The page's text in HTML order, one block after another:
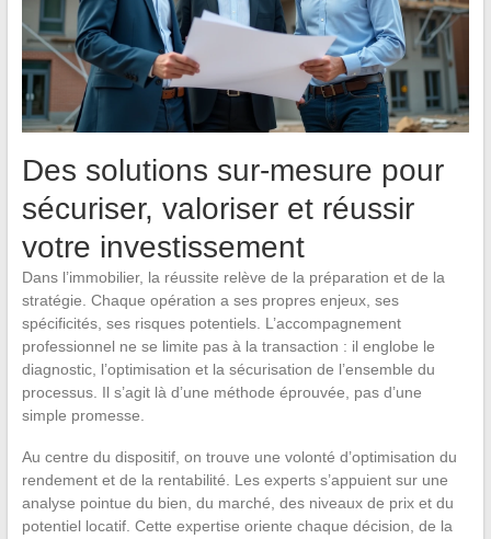
Des solutions sur-mesure pour
sécuriser, valoriser et réussir
votre investissement
Dans l’immobilier, la réussite relève de la préparation et de la
stratégie. Chaque opération a ses propres enjeux, ses
spécificités, ses risques potentiels. L’accompagnement
professionnel ne se limite pas à la transaction : il englobe le
diagnostic, l’optimisation et la sécurisation de l’ensemble du
processus. Il s’agit là d’une méthode éprouvée, pas d’une
simple promesse.
Au centre du dispositif, on trouve une volonté d’optimisation du
rendement et de la rentabilité. Les experts s’appuient sur une
analyse pointue du bien, du marché, des niveaux de prix et du
potentiel locatif. Cette expertise oriente chaque décision, de la